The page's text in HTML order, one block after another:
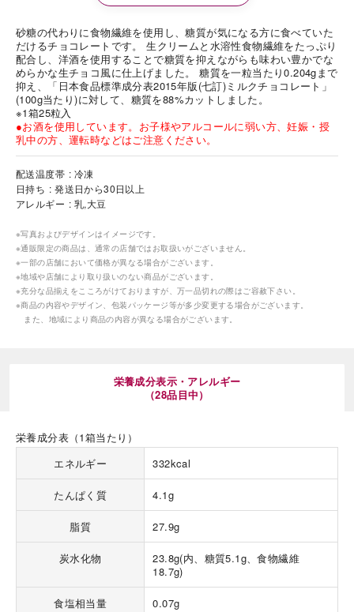
砂糖の代わりに食物繊維を使用し、糖質が気になる方に食べていた
だけるチョコレートです。 生クリームと水溶性食物繊維をたっぷり
配合し、洋酒を使用することで糖質を抑えながらも味わい豊かでな
めらかな生チョコ風に仕上げました。 糖質を一粒当たり0.204gまで
抑え、「日本食品標準成分表2015年版(七訂)ミルクチョコレート」
(100g当たり)に対して、糖質を88%カットしました。
※1箱25粒入
●お酒を使用しています。お子様やアルコールに弱い方、妊娠・授
乳中の方、運転時などはご注意ください。
配送温度帯
冷凍
日持ち
発送日から30日以上
アレルギー
乳,大豆
※写真およびデザインはイメージです。
※通販限定の商品は、通常の店舗ではお取扱いがございません。
※一部の店舗において価格が異なる場合がございます。
※地域や店舗により取り扱いのない商品がございます。
※充分な品揃えをこころがけておりますが、万一品切れの際はご容赦下さい。
※商品の内容やデザイン、包装パッケージ等が多少変更する場合がございます。
また、地域により商品の内容が異なる場合がございます。
栄養成分表示・アレルギー
（28品目中）
栄養成分表（1箱当たり）
エネルギー
332kcal
たんぱく質 4.1g
脂質 27.9g
炭水化物
23.8g(内、糖質5.1g、食物繊維
18.7g)
食塩相当量 0.07g
岳や末広がりを意味す
雄大な八ヶ岳山麓の自
る、こだわりのスイー
海外 Overseas shops
UAE
Vietnam